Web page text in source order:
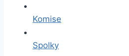
Komise
Spolky